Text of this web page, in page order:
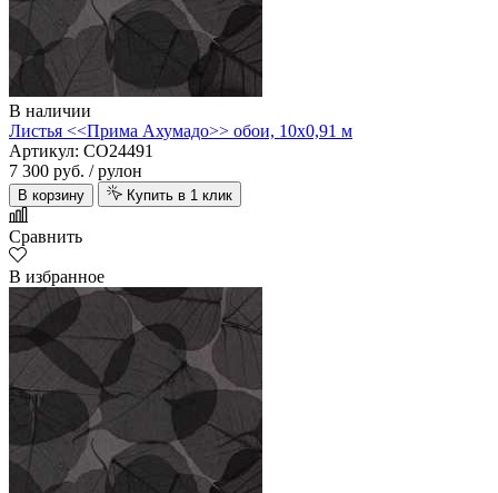
В наличии
Листья <<Прима Ахумадо>> обои, 10х0,91 м
Артикул: CO24491
7 300 руб. / рулон
В корзину Купить в 1 клик
Сравнить
В избранное